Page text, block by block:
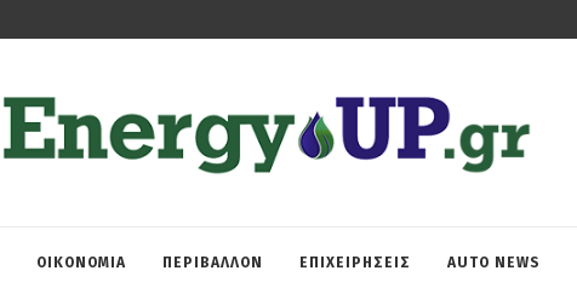
ΟΙΚΟΝΟΜΙΑ ΠΕΡΙΒΑΛΛΟΝ ΕΠΙΧΕΙΡΗΣΕΙΣ AUTO NEWS